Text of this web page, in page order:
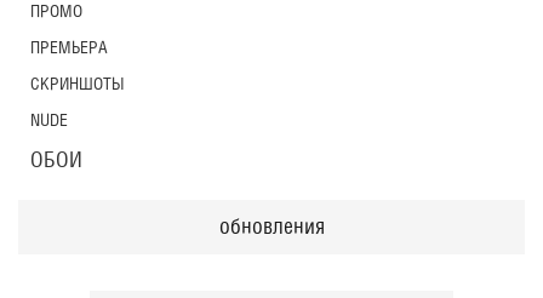
ПРОМО
ПРЕМЬЕРА
СКРИНШОТЫ
NUDE
ОБОИ
обновления